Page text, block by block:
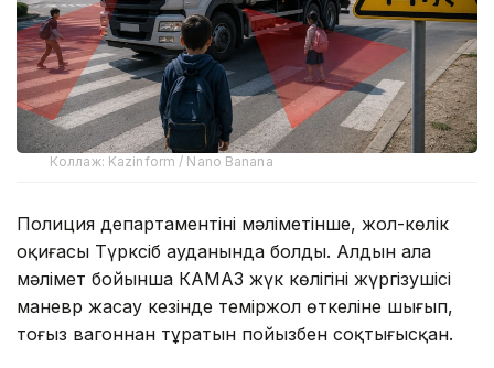
Коллаж: Kazinform / Nano Banana
Полиция департаментінің мәліметінше, жол-көлік
оқиғасы Түрксіб ауданында болды. Алдын ала
мәлімет бойынша КАМАЗ жүк көлігінің жүргізушісі
маневр жасау кезінде теміржол өткеліне шығып,
тоғыз вагоннан тұратын пойызбен соқтығысқан.